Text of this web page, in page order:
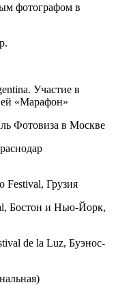
фотографом в
Участие в
«Марафон»
Фотовиза в Москве
Festival, Грузия
Бостон и Нью-Йорк,
de la Luz, Буэнос-